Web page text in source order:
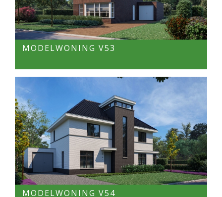
MODELWONING V53
MODELWONING V54